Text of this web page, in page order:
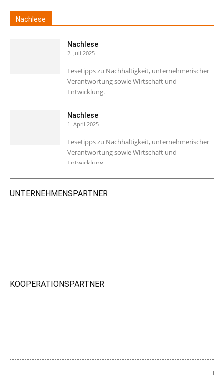
Nachlese
Nachlese
2. Juli 2025
Lesetipps zu Nachhaltigkeit, unternehmerischer
Verantwortung sowie Wirtschaft und
Entwicklung.
Nachlese
1. April 2025
Lesetipps zu Nachhaltigkeit, unternehmerischer
Verantwortung sowie Wirtschaft und
Entwicklung.
UNTERNEHMENSPARTNER
KOOPERATIONSPARTNER